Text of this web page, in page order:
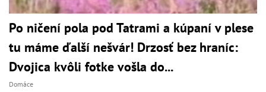
Po ničení pola pod Tatrami a kúpaní v plese
tu máme ďalší nešvár! Drzosť bez hraníc:
Dvojica kvôli fotke vošla do...
Domáce